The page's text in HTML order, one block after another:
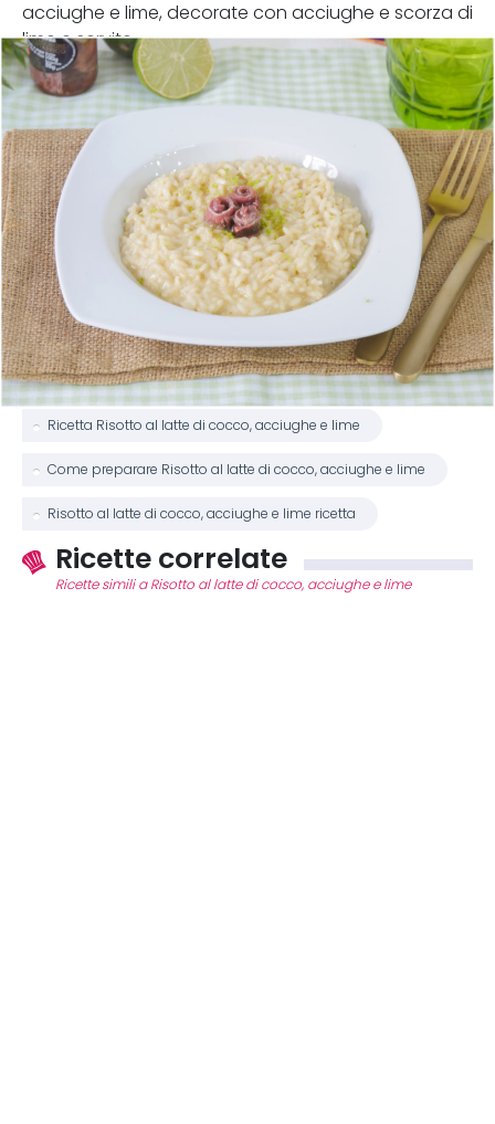
acciughe e lime, decorate con acciughe e scorza di
lime e servite.
Ricetta Risotto al latte di cocco, acciughe e lime
Come preparare Risotto al latte di cocco, acciughe e lime
Risotto al latte di cocco, acciughe e lime ricetta
Ricette correlate
Ricette simili a Risotto al latte di cocco, acciughe e lime